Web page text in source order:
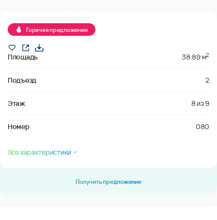
Горячее предложение
Площадь 38.89 м2
Подъезд 2
Этаж 8 из9
Номер 080
Все характеристики
Получить предложение